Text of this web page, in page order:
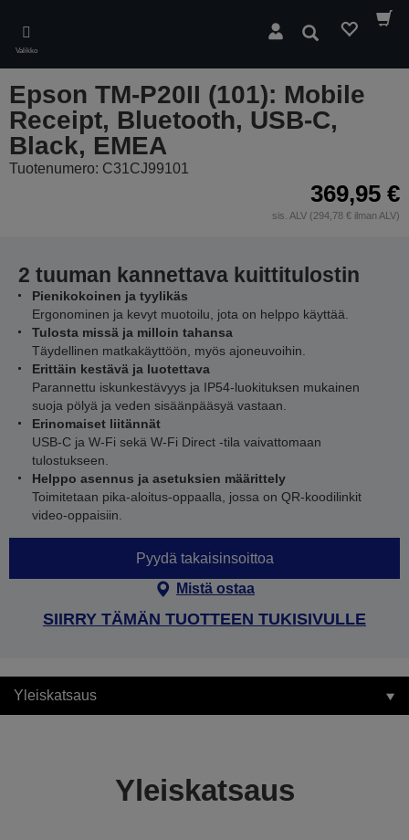
main
content
Valikko
Hae
Epson TM-P20II (101): Mobile
Receipt, Bluetooth, USB-C,
Black, EMEA
Tuotenumero: C31CJ99101
369,95 €
sis. ALV (294,78 € ilman ALV)
2 tuuman kannettava kuittitulostin
Pienikokoinen ja tyylikäs
Ergonominen ja kevyt muotoilu, jota on helppo käyttää.
Tulosta missä ja milloin tahansa
Täydellinen matkakäyttöön, myös ajoneuvoihin.
Erittäin kestävä ja luotettava
Parannettu iskunkestävyys ja IP54-luokituksen mukainen
suoja pölyä ja veden sisäänpääsyä vastaan.
Erinomaiset liitännät
USB-C ja W-Fi sekä W-Fi Direct -tila vaivattomaan
tulostukseen.
Helppo asennus ja asetuksien määrittely
Toimitetaan pika-aloitus-oppaalla, jossa on QR-koodilinkit
video-oppaisiin.
Pyydä takaisinsoittoa
Mistä ostaa
SIIRRY TÄMÄN TUOTTEEN TUKISIVULLE
Yleiskatsaus
Yleiskatsaus